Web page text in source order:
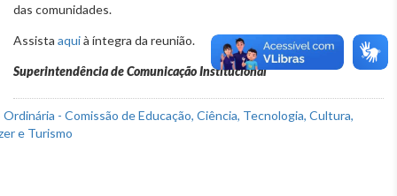
das comunidades.
Assista aquià íntegra da reunião.
Superintendência de Comunicação Institucional